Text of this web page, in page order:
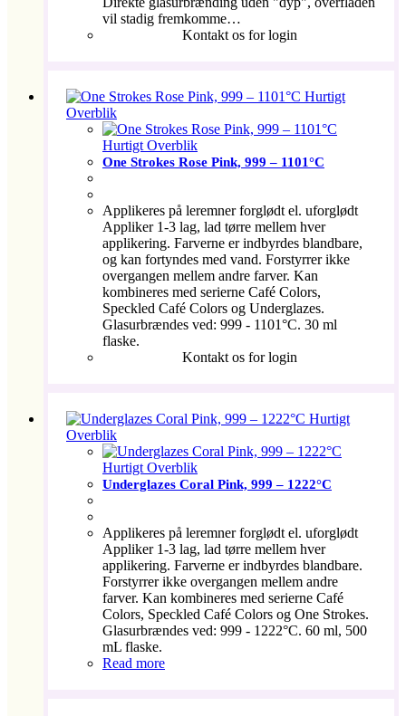
vil stadig fremkomme…
Kontakt os for login
Hurtigt
Overblik
Hurtigt Overblik
One Strokes Rose Pink, 999 – 1101°C
Applikeres på leremner forglødt el. uforglødt
Appliker 1-3 lag, lad tørre mellem hver
applikering. Farverne er indbyrdes blandbare,
og kan fortyndes med vand. Forstyrrer ikke
overgangen mellem andre farver. Kan
kombineres med serierne Café Colors,
Speckled Café Colors og Underglazes.
Glasurbrændes ved: 999 - 1101°C. 30 ml
flaske.
Kontakt os for login
Hurtigt
Overblik
Hurtigt Overblik
Underglazes Coral Pink, 999 – 1222°C
Applikeres på leremner forglødt el. uforglødt
Appliker 1-3 lag, lad tørre mellem hver
applikering. Farverne er indbyrdes blandbare.
Forstyrrer ikke overgangen mellem andre
farver. Kan kombineres med serierne Café
Colors, Speckled Café Colors og One Strokes.
Glasurbrændes ved: 999 - 1222°C. 60 ml, 500
mL flaske.
Read more